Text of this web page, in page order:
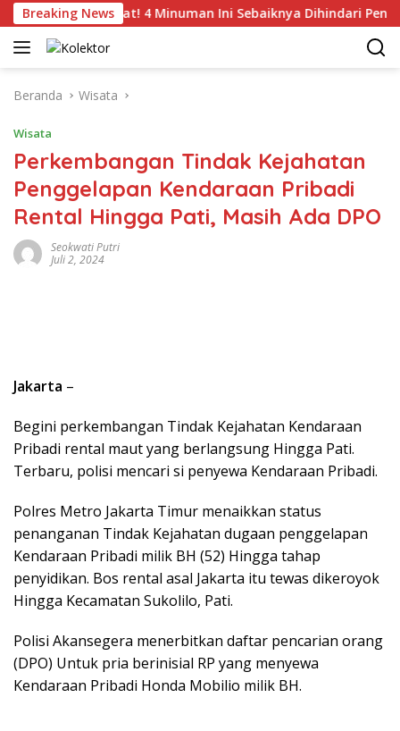
Langsung
ke
konten
Breaking News
Catat! 4 Minuman Ini Sebaiknya Dihindari Penderita
Beranda Wisata
Wisata
Perkembangan Tindak Kejahatan
Penggelapan Kendaraan Pribadi
Rental Hingga Pati, Masih Ada DPO
Seokwati Putri
Juli 2, 2024
Jakarta –
Begini perkembangan Tindak Kejahatan Kendaraan
Pribadi rental maut yang berlangsung Hingga Pati.
Terbaru, polisi mencari si penyewa Kendaraan Pribadi.
Polres Metro Jakarta Timur menaikkan status
penanganan Tindak Kejahatan dugaan penggelapan
Kendaraan Pribadi milik BH (52) Hingga tahap
penyidikan. Bos rental asal Jakarta itu tewas dikeroyok
Hingga Kecamatan Sukolilo, Pati.
Polisi Akansegera menerbitkan daftar pencarian orang
(DPO) Untuk pria berinisial RP yang menyewa
Kendaraan Pribadi Honda Mobilio milik BH.